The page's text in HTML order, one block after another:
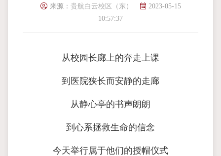
来源： 贵航白云校区（东）
2023-05-15
10:57:37
从校园长廊上的奔走上课
到医院狭长而安静的走廊
从静心亭的书声朗朗
到心系拯救生命的信念
今天举行属于他们的授帽仪式